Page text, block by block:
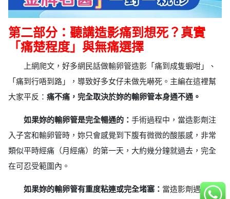
第二部分：聽講造影痛到想死？真實
「痛楚程度」與無痛選擇
上網爬文，好多網民話做輸卵管造影「痛到成隻蝦咁」、
「痛到行唔到路」，導致好多女仔未做先嚇死。主編在這裡幫
大家平反： 痛不痛，完全取決於妳的輸卵管本身通不通。
如果妳的輸卵管是完全暢通的： 手術過程中，當造影劑注
入子宮和輸卵管時，妳只會感覺到下腹有微微的酸脹感，非常
類似平時經痛（月經痛）的第一天，大約幾分鐘就過去，完全
在可忍受範圍內。
如果妳的輸卵管有重度粘連或完全堵塞： 當造影劑遇到阻